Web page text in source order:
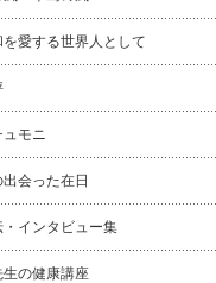
を愛する世界人として
ュモニ
会った在日
・インタビュー集
生の健康講座